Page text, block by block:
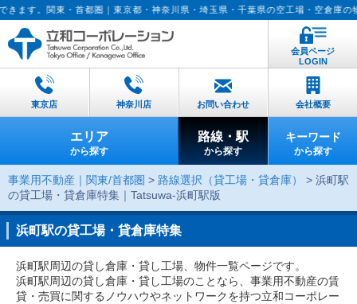
・神奈川県・埼玉県・千葉県の空工場・空倉庫の物件情報。賃貸査定も実施中
会員ページ
LOGIN
東京店 神奈川店 お問い合わせ 会社概要
エリア
から探す
路線・駅
から探す
キーワード
から探す
事業用不動産｜関東/首都圏 > 路線選択（貸工場・貸倉庫）
> 浜町駅
の貸工場・貸倉庫特集｜Tatsuwa-浜町駅版
浜町駅の貸工場・貸倉庫特集
浜町駅周辺の貸し倉庫・貸し工場、物件一覧ページです。
浜町駅周辺の貸し倉庫・貸し工場のことなら、事業用不動産の賃
貸・売買に関するノウハウやネットワークを持つ立和コーポレー